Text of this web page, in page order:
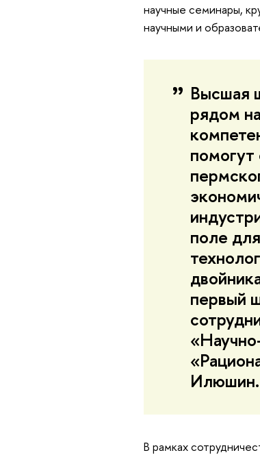
научные семинары,
научными и
Высшая
рядом
помогут
поле
первый
Илюшин.
В рамках